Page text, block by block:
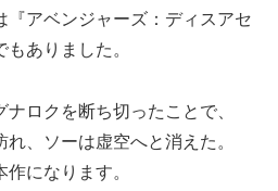
『アベンジャーズ：ディスアセ
ありました。
ロクを断ち切ったことで、
、ソーは虚空へと消えた。
になります。